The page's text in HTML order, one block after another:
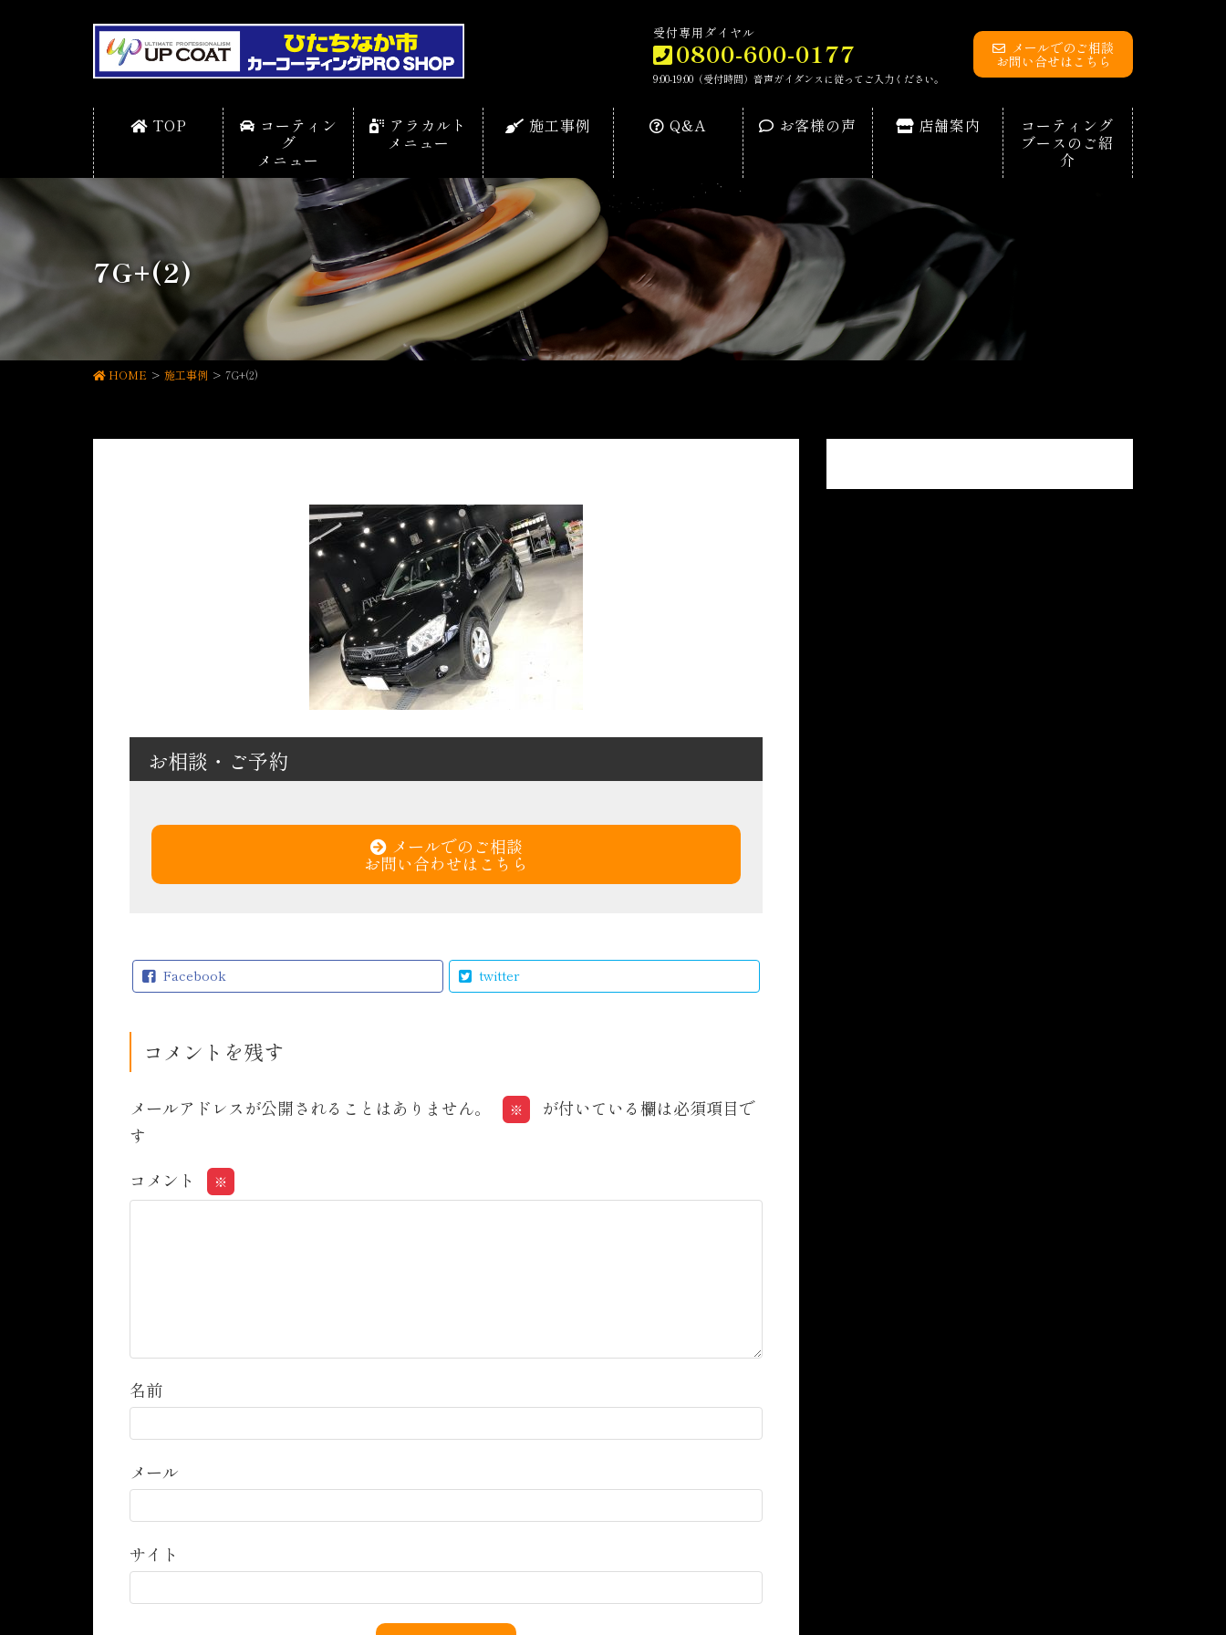
受付専用ダイヤル
0800-600-0177
9:00-19:00（受付時間）音声ガイダンスに従ってご入力ください。
メールでのご相談
お問い合せはこちら
TOP コーティン
グ
メニュー
アラカルト
メニュー
施工事例 Q&A お客様の声 店舗案内 コーティング
ブースのご紹
介
7G+(2)
HOME 施工事例 7G+(2)
お相談・ご予約
メールでのご相談
お問い合わせはこちら
Facebook twitter
コメントを残す
メールアドレスが公開されることはありません。 ※
が付いている欄は必須項目で
す
コメント
※
名前
メール
サイト